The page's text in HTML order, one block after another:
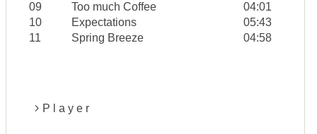
09
Too much Coffee
04:01
10
Expectations
05:43
11
Spring Breeze 04:58
P l a y e r